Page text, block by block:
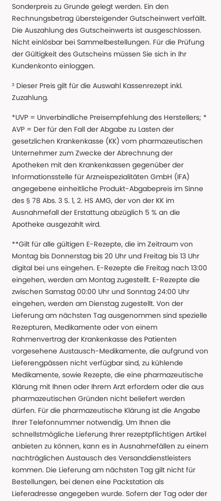
Sonderpreis zu Grunde gelegt werden. Ein den
Rechnungsbetrag übersteigender Gutscheinwert verfällt.
Die Auszahlung des Gutscheinwerts ist ausgeschlossen.
Nicht einlösbar bei Sammelbestellungen. Für die Prüfung
der Gültigkeit des Gutscheins müssen Sie sich in Ihr
Kundenkonto einloggen.
³ Dieser Preis gilt für die Auswahl Kassenrezept inkl.
Zuzahlung.
*UVP = Unverbindliche Preisempfehlung des Herstellers; *
AVP = Der für den Fall der Abgabe zu Lasten der
gesetzlichen Krankenkasse (KK) vom pharmazeutischen
Unternehmer zum Zwecke der Abrechnung der
Apotheken mit den Krankenkassen gegenüber der
Informationsstelle für Arzneispezialitäten GmbH (IFA)
angegebene einheitliche Produkt-Abgabepreis im Sinne
des § 78 Abs. 3 S. 1, 2. HS AMG, der von der KK im
Ausnahmefall der Erstattung abzüglich 5 % an die
Apotheke ausgezahlt wird.
**Gilt für alle gültigen E-Rezepte, die im Zeitraum von
Montag bis Donnerstag bis 20 Uhr und Freitag bis 13 Uhr
digital bei uns eingehen. E-Rezepte die Freitag nach 13:00
eingehen, werden am Montag zugestellt. E-Rezepte die
zwischen Samstag 00:00 Uhr und Sonntag 24:00 Uhr
eingehen, werden am Dienstag zugestellt. Von der
Lieferung am nächsten Tag ausgenommen sind spezielle
Rezepturen, Medikamente oder von einem
Rahmenvertrag der Krankenkasse des Patienten
vorgesehene Austausch-Medikamente, die aufgrund von
Lieferengpässen nicht verfügbar sind, zu kühlende
Medikamente, sowie Rezepte, die eine pharmazeutische
Klärung mit Ihnen oder Ihrem Arzt erfordern oder die aus
pharmazeutischen Gründen nicht beliefert werden
dürfen. Für die pharmazeutische Klärung ist die Angabe
Ihrer Telefonnummer notwendig. Um Ihnen die
schnellstmögliche Lieferung Ihrer rezeptpflichtigen Artikel
anbieten zu können, kann es in Ausnahmefällen zu einem
nachträglichen Austausch des Versanddienstleisters
kommen. Die Lieferung am nächsten Tag gilt nicht für
Bestellungen, bei denen eine Packstation als
Lieferadresse angegeben wurde. Sofern der Tag oder der